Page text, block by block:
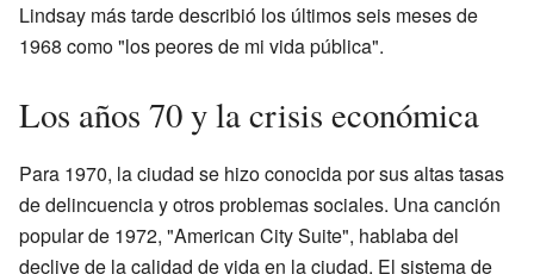
Lindsay más tarde describió los últimos seis meses de
1968 como "los peores de mi vida pública".
Los años 70 y la crisis económica
Para 1970, la ciudad se hizo conocida por sus altas tasas
de delincuencia y otros problemas sociales. Una canción
popular de 1972, "American City Suite", hablaba del
declive de la calidad de vida en la ciudad. El sistema de